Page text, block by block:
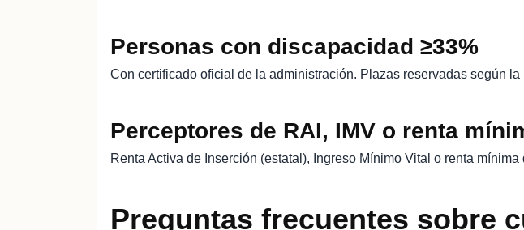
Personas con discapacidad ≥33%
Con certificado oficial de la administración. Plazas reservadas según
Perceptores de RAI, IMV o renta
Renta Activa de Inserción (estatal), Ingreso Mínimo Vital o renta
Preguntas frecuentes sobre